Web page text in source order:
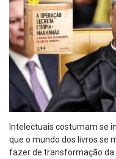
Intelectuais costumam se
que o mundo dos livros se
fazer de transformação da